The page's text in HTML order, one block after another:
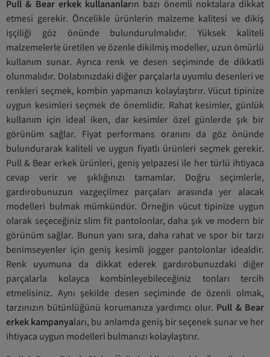
Pull & Bear erkek kullananların bazı önemli noktalara dikkat
etmesi gerekir. Öncelikle ürünlerin malzeme kalitesi ve dikiş
işçiliği göz önünde bulundurulmalıdır. Yüksek kaliteli
malzemelerle üretilen ve özenle dikilmiş modeller, uzun ömürlü
kullanım sunar. Ayrıca renk ve desen seçiminde de dikkatli
olunmalıdır. Dolabınızdaki diğer parçalarla uyumlu desenleri ve
renkleri seçmek, kombin yapmanızı kolaylaştırır. Vücut tipinize
uygun kesimleri seçmek de önemlidir. Rahat kesimler, günlük
kullanım için ideal iken, dar kesimler özel günlerde şık bir
görünüm sağlar. Fiyat performans oranını da göz önünde
bulundurarak kaliteli ve uygun fiyatlı ürünleri seçmek gerekir.
Pull & Bear erkek ürünleri, geniş yelpazesi ile her türlü ihtiyaca
cevap verir ve şıklığınızı tamamlar. Doğru seçimlerle,
gardırobunuzun vazgeçilmez parçaları arasında yer alacak
modelleri bulmak mümkündür. Örneğin vücut tipinize uygun
olarak seçeceğiniz slim fit pantolonlar, daha şık ve modern bir
görünüm sağlar. Bunun yanı sıra, daha rahat ve spor bir tarzı
benimseyenler için geniş kesimli jogger pantolonlar idealdir.
Renk uyumuna da dikkat ederek gardırobunuzdaki diğer
parçalarla kolayca kombinleyebileceğiniz tonları tercih
etmelisiniz. Aynı şekilde desen seçiminde de özenli olmak,
tarzınızın bütünlüğünü korumanıza yardımcı olur. Pull & Bear
erkek kampanyaları, bu anlamda geniş bir seçenek sunar ve her
ihtiyaca uygun modelleri bulmanızı kolaylaştırır.